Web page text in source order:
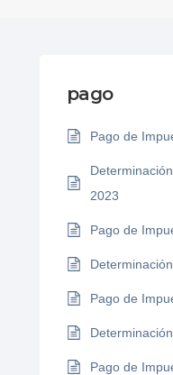
pago
Pago de
2023
Pago de
Pago de
Pago de